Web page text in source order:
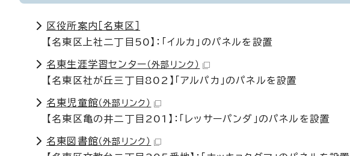
区役所案内［名東区］
【名東区上社二丁目50】：「イルカ」のパネルを設置
名東生涯学習センター （外部リンク）
【名東区社が丘三丁目802】「アルパカ」のパネルを設置
名東児童館（外部リンク）
【名東区亀の井二丁目201】：「レッサーパンダ」のパネルを設置
名東図書館（外部リンク）